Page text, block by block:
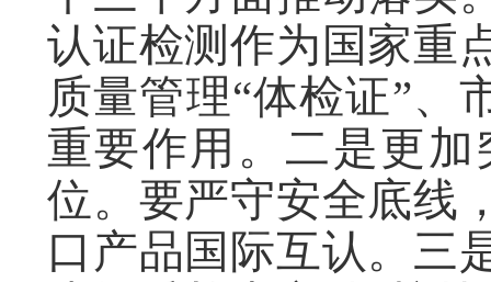
认证检测作为国家重
质量管理“体检证”、
重要作用。二是更
位。要严守安全底线
口产品国际互认。三